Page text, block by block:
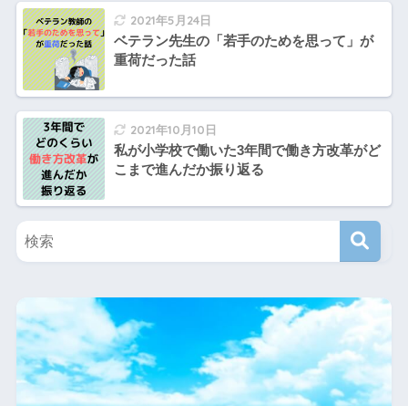
2021年5月24日
ベテラン先生の「若手のためを思って」が
重荷だった話
2021年10月10日
私が小学校で働いた3年間で働き方改革がど
こまで進んだか振り返る